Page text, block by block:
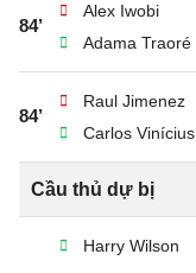
84’
Alex Iwobi
Adama Traoré
84’
Raul Jimenez
Carlos Vinícius
Cầu thủ dự bị
Harry Wilson